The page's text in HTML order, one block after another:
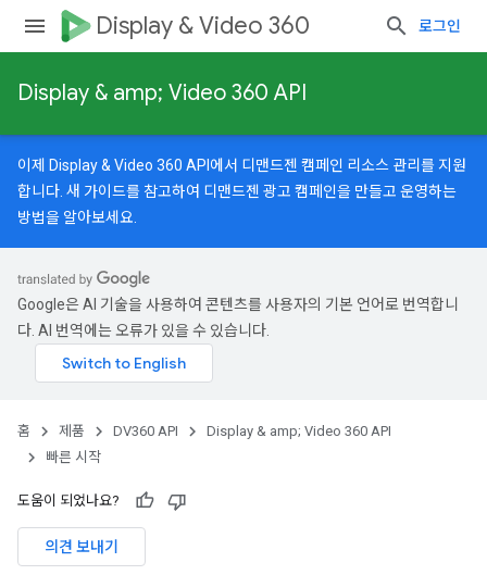
Display & Video 360 로그인
Display & amp; Video 360 API
이제 Display & Video 360 API에서 디맨드젠 캠페인 리소스 관리를 지원
합니다. 새 가이드를 참고하여 디맨드젠 광고 캠페인을 만들고 운영하는
방법을 알아보세요.
Google은 AI 기술을 사용하여 콘텐츠를 사용자의 기본 언어로 번역합니
다. AI 번역에는 오류가 있을 수 있습니다.
홈 제품 DV360 API
Display & amp; Video 360 API
빠른 시작
도움이 되었나요?
의견 보내기